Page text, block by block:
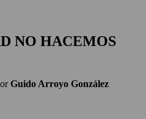
NO HACEMOS
Guido Arroyo González